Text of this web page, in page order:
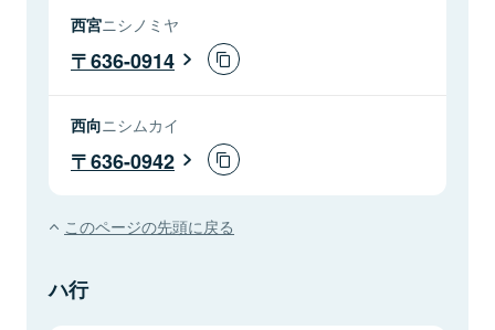
西宮ニシノミヤ
636-0914
西向ニシムカイ
636-0942
このページの先頭に戻る
ハ行